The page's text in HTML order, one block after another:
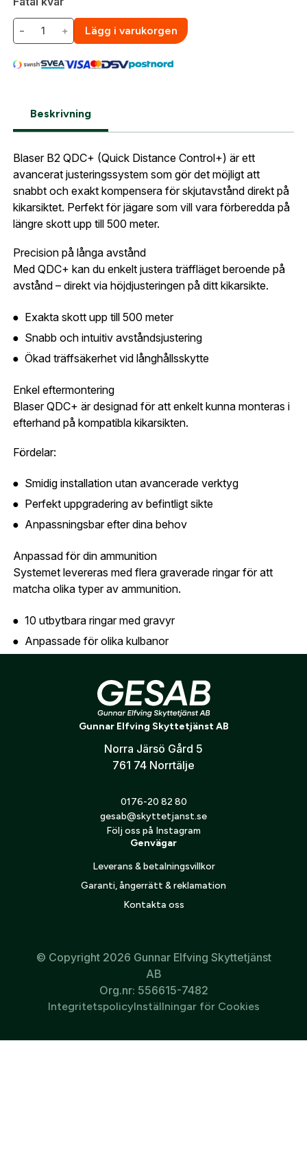
− + Lägg i varukorgen
Beskrivning
Blaser B2 QDC+ (Quick Distance Control+) är ett
avancerat justeringssystem som gör det möjligt att
snabbt och exakt kompensera för skjutavstånd direkt på
kikarsiktet. Perfekt för jägare som vill vara förberedda på
längre skott upp till 500 meter.
Precision på långa avstånd
Med QDC+ kan du enkelt justera träffläget beroende på
avstånd – direkt via höjdjusteringen på ditt kikarsikte.
Exakta skott upp till 500 meter
Snabb och intuitiv avståndsjustering
Ökad träffsäkerhet vid långhållsskytte
Enkel eftermontering
Blaser QDC+ är designad för att enkelt kunna monteras i
efterhand på kompatibla kikarsikten.
Fördelar:
Smidig installation utan avancerade verktyg
Perfekt uppgradering av befintligt sikte
Anpassningsbar efter dina behov
Anpassad för din ammunition
Systemet levereras med flera graverade ringar för att
matcha olika typer av ammunition.
10 utbytbara ringar med gravyr
Anpassade för olika kulbanor
Flexibel lösning för olika kalibrar och laddningar
Standard på Blaser B2 3–18x50 iC QDC+
Passar de flesta Blaser kikarsikten i B2-serien
Logga in för att handla med dina avtalspriser, smidig
fakturabetalning och tillgång till orderhistorik.
När du är inloggad hanteras beställningen
E-postadress:*
Lösenord:*
Glömt lösenord?
Skapa konto och handla enklare
Är du företag eller förening?Med ett eget
konto hos oss får du snabbare utcheckning,
uppgifter.
Är du en förening eller ett företag? Kontakta
Org. nummer
Gatuadress:
Postnummer: *
Ort:*
Land:
E-post:
Verifiera e-post:*
Jag godkänner att mina personuppgifter behandlas enligt
GESABspersonuppgiftspolicy.
Fyll i din e-post adress nedan så kontaktar vi dig
så fort den här produkten är tillbaka i vårt
sortiment.
Blaser B2 QDC+ Ballistiskt torn till
kikarsikte
E-post adress
integritetspolicyn.
Gunnar Elfving Skyttetjänst AB
Norra Järsö Gård 5
761 74 Norrtälje
0176-20 82 80
gesab@skyttetjanst.se
Följ oss på Instagram
Genvägar
Leverans & betalningsvillkor
Garanti, ångerrätt & reklamation
Kontakta oss
© Copyright 2026 Gunnar Elfving Skyttetjänst
AB
Org.nr: 556615-7482
IntegritetspolicyInställningar för Cookies